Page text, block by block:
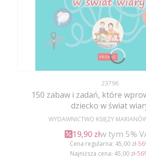
Kod produktu
23796
150 zabaw i zadań, które
dziecko w świat
PRODUCENT
WYDAWNICTWO KSIĘŻY
Cena promocyjna
19,90 złw tym %s
w tym 5%
Cena regularna: 45,00 zł-
Najniższa cena: 45,00 zł-